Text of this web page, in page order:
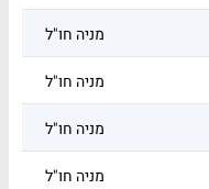
מניה חו"ל
מניה חו"ל
מניה חו"ל
מניה חו"ל